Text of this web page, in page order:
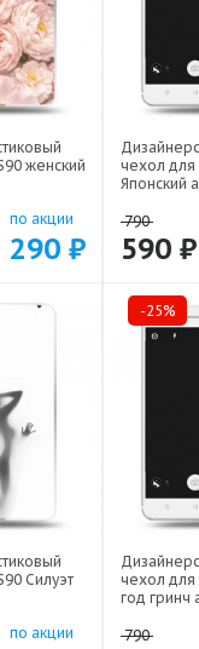
женский
по акции
290 ₽
чехол для
Японский
790
590 ₽
Силуэт
по акции
-25%
чехол для
год гринч
790